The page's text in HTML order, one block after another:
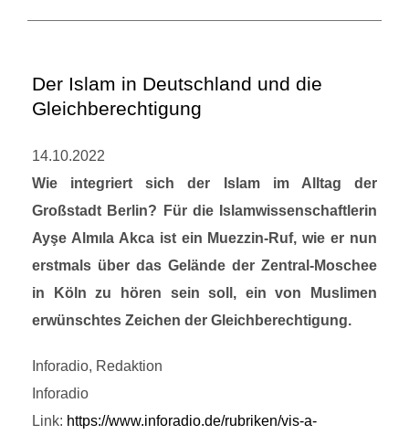
Der Islam in Deutschland und die
Gleichberechtigung
14.10.2022
Wie integriert sich der Islam im Alltag der
Großstadt Berlin? Für die Islamwissenschaftlerin
Ayşe Almıla Akca ist ein Muezzin-Ruf, wie er nun
erstmals über das Gelände der Zentral-Moschee
in Köln zu hören sein soll, ein von Muslimen
erwünschtes Zeichen der Gleichberechtigung.
Inforadio, Redaktion
Inforadio
Link: https://www.inforadio.de/rubriken/vis-a-